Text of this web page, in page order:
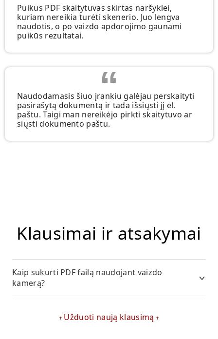
Puikus PDF skaitytuvas skirtas naršyklei,
kuriam nereikia turėti skenerio. Juo lengva
naudotis, o po vaizdo apdorojimo gaunami
puikūs rezultatai.
Naudodamasis šiuo įrankiu galėjau perskaityti
pasirašytą dokumentą ir tada išsiųsti jį el.
paštu. Taigi man nereikėjo pirkti skaitytuvo ar
siųsti dokumento paštu.
Klausimai ir atsakymai
Kaip sukurti PDF failą naudojant vaizdo
kamerą?
Užduoti naują klausimą